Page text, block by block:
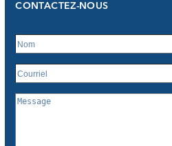
CONTACTEZ-NOUS